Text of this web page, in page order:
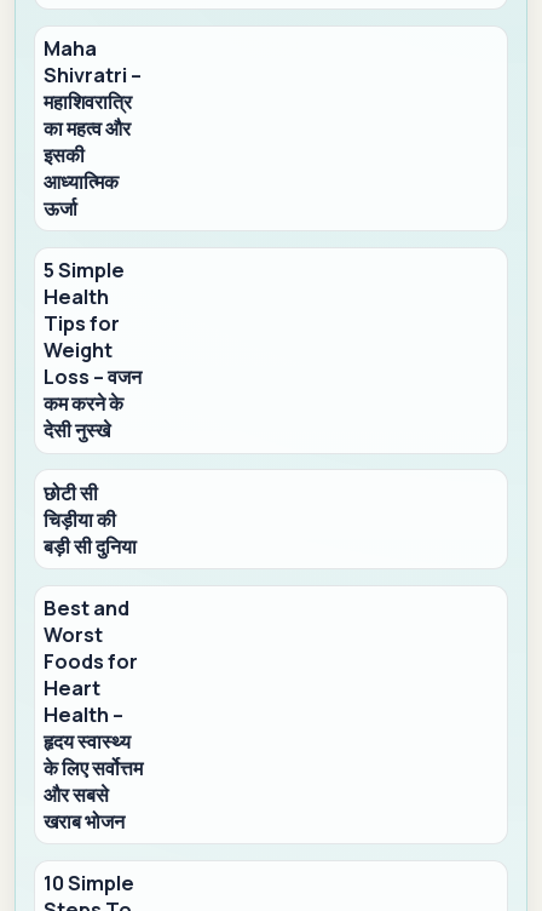
Maha
Shivratri –
महाशिवरात्रि
का महत्व और
इसकी
आध्यात्मिक
ऊर्जा
5 Simple
Health
Tips for
Weight
Loss – वजन
कम करने के
देसी नुस्खे
छोटी सी
चिड़ीया की
बड़ी सी दुनिया
Best and
Worst
Foods for
Heart
Health –
हृदय स्वास्थ्य
के लिए सर्वोत्तम
और सबसे
खराब भोजन
10 Simple